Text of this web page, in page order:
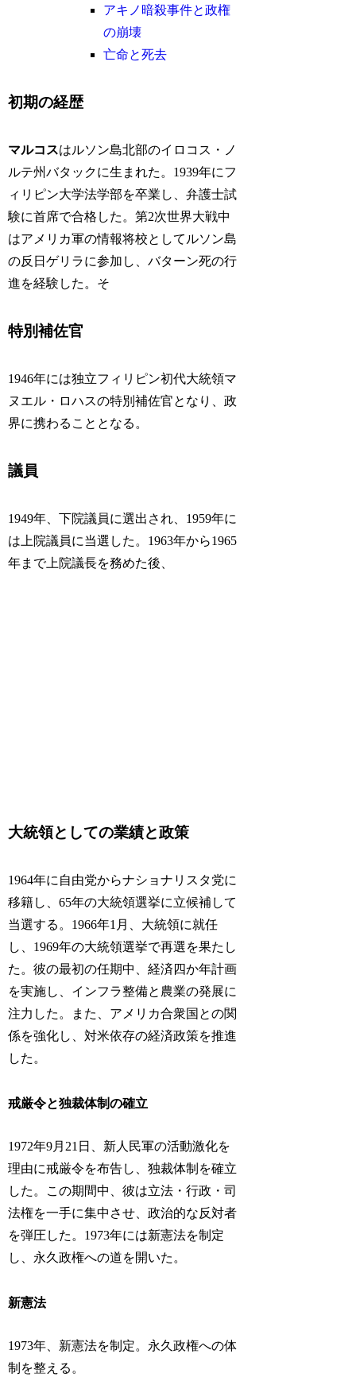
アキノ暗殺事件と政権
の崩壊
亡命と死去
初期の経歴
マルコスはルソン島北部のイロコス・ノ
ルテ州バタックに生まれた。1939年にフ
ィリピン大学法学部を卒業し、弁護士試
験に首席で合格した。第2次世界大戦中
はアメリカ軍の情報将校としてルソン島
の反日ゲリラに参加し、バターン死の行
進を経験した。そ
特別補佐官
1946年には独立フィリピン初代大統領マ
ヌエル・ロハスの特別補佐官となり、政
界に携わることとなる。
議員
1949年、下院議員に選出され、1959年に
は上院議員に当選した。1963年から1965
年まで上院議長を務めた後、
大統領としての業績と政策
1964年に自由党からナショナリスタ党に
移籍し、65年の大統領選挙に立候補して
当選する。1966年1月、大統領に就任
し、1969年の大統領選挙で再選を果たし
た。彼の最初の任期中、経済四か年計画
を実施し、インフラ整備と農業の発展に
注力した。また、アメリカ合衆国との関
係を強化し、対米依存の経済政策を推進
した。
戒厳令と独裁体制の確立
1972年9月21日、新人民軍の活動激化を
理由に戒厳令を布告し、独裁体制を確立
した。この期間中、彼は立法・行政・司
法権を一手に集中させ、政治的な反対者
を弾圧した。1973年には新憲法を制定
し、永久政権への道を開いた。
新憲法
1973年、新憲法を制定。永久政権への体
制を整える。